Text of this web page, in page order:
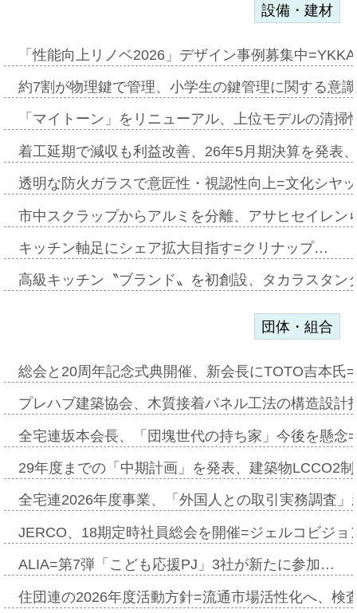
設備・建材
「性能向上リノベ2026」デザイン事例募集中
約7割が物理鍵で管理、小学生の鍵管理に関する意
「マイトーン」をリニューアル、上位モデルの清
着工延期で減収も利益改善、26年5月期決算を発表
透明な防火ガラスで意匠性・視認性向上=文化シヤ
市中スクラップからアルミを分離、アサヒセイレ
キッチン軸足にシェア拡大目指す=クリナップ…
高級キッチン〝ブランド〟を初創設、タカラスタ
団体・組合
総会と20周年記念式典開催、新会長にTOTO吉本氏
プレハブ建築協会、木質接着パネル工法の構造設
全宅連坂本会長、「団塊世代の持ち家」今後を懸
29年度までの「中期計画」を発表、建築物LCCO2
全宅連2026年度事業、「外国人との取引実務調査
JERCO、18期定時社員総会を開催=ジェルコビジ
ALIA=第7弾「こども応援PJ」3社が新たに参加…
住団連の2026年度活動方針=流通市場活性化へ、検